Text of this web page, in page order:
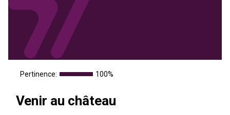
Venir au château
Pertinence: 100%